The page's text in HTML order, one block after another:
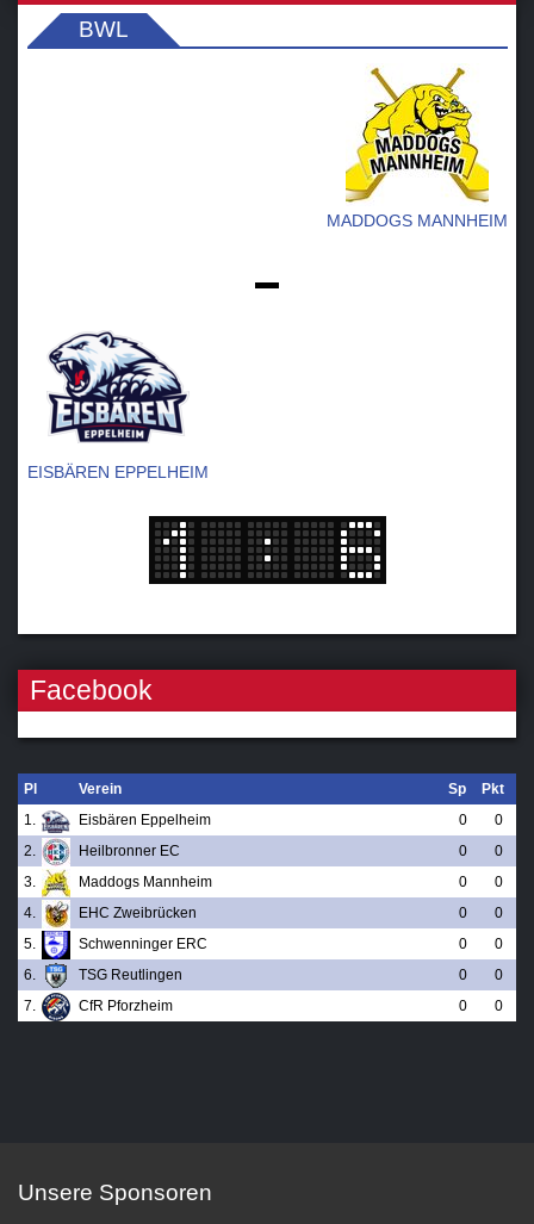
BWL
MADDOGS MANNHEIM
-
EISBÄREN EPPELHEIM
Facebook
Pl Verein Sp
Pkt
1.
Eisbären Eppelheim 0
0
2.
Heilbronner EC 0
0
3.
Maddogs Mannheim 0
0
4.
EHC Zweibrücken 0
0
5.
Schwenninger ERC 0
0
6.
TSG Reutlingen 0
0
7.
CfR Pforzheim 0 0
Unsere Sponsoren